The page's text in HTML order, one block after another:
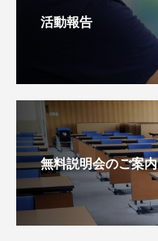
活動報告
無料説明会のご案内